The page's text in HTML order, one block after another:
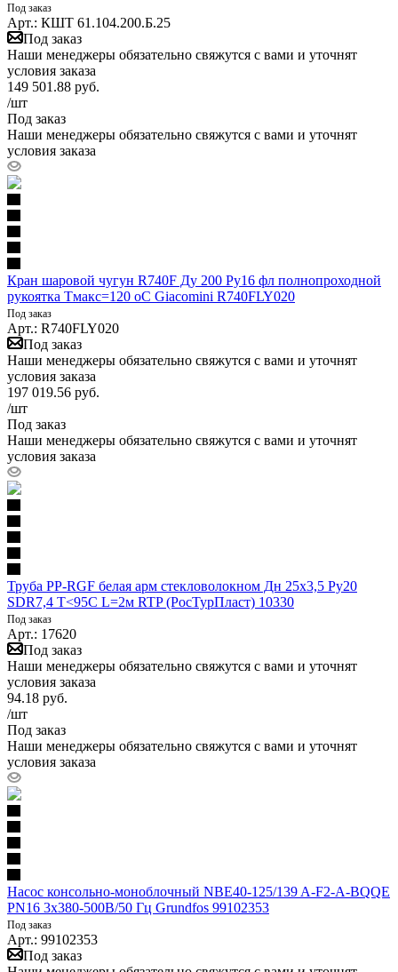
Под заказ
Арт.: КШТ 61.104.200.Б.25
Под заказ
Наши менеджеры обязательно свяжутся с вами и уточнят
условия заказа
149 501.88 руб.
/шт
Под заказ
Наши менеджеры обязательно свяжутся с вами и уточнят
условия заказа
Кран шаровой чугун R740F Ду 200 Ру16 фл полнопроходной
рукоятка Тмакс=120 оС Giacomini R740FLY020
Под заказ
Арт.: R740FLY020
Под заказ
Наши менеджеры обязательно свяжутся с вами и уточнят
условия заказа
197 019.56 руб.
/шт
Под заказ
Наши менеджеры обязательно свяжутся с вами и уточнят
условия заказа
Труба PP-RGF белая арм стекловолокном Дн 25х3,5 Ру20
SDR7,4 Т<95С L=2м RTP (РосТурПласт) 10330
Под заказ
Арт.: 17620
Под заказ
Наши менеджеры обязательно свяжутся с вами и уточнят
условия заказа
94.18 руб.
/шт
Под заказ
Наши менеджеры обязательно свяжутся с вами и уточнят
условия заказа
Насос консольно-моноблочный NBE40-125/139 A-F2-A-BQQE
PN16 3х380-500В/50 Гц Grundfos 99102353
Под заказ
Арт.: 99102353
Под заказ